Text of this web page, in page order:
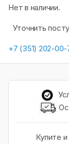
Нет в наличии.
Уточнить
+7 (351) 202-00-
Купите